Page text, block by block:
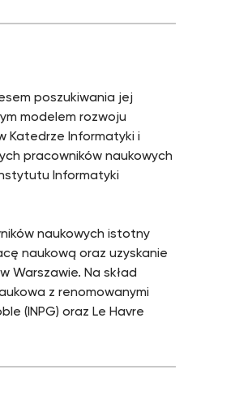
poszukiwania jej
modelem rozwoju
Katedrze Informatyki i
pracowników naukowych
Informatyki
naukowych istotny
naukową oraz uzyskanie
Warszawie. Na skład
z renomowanymi
(INPG) oraz Le Havre